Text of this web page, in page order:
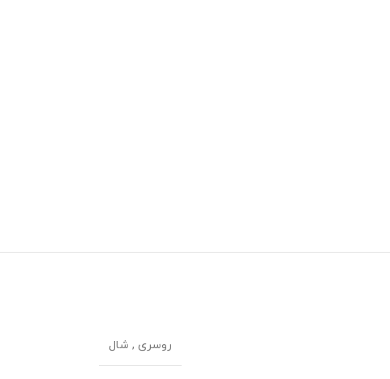
روسری , شال